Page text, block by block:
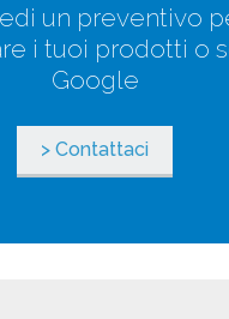
un preventivo
i tuoi prodotti o
Google
> Contattaci